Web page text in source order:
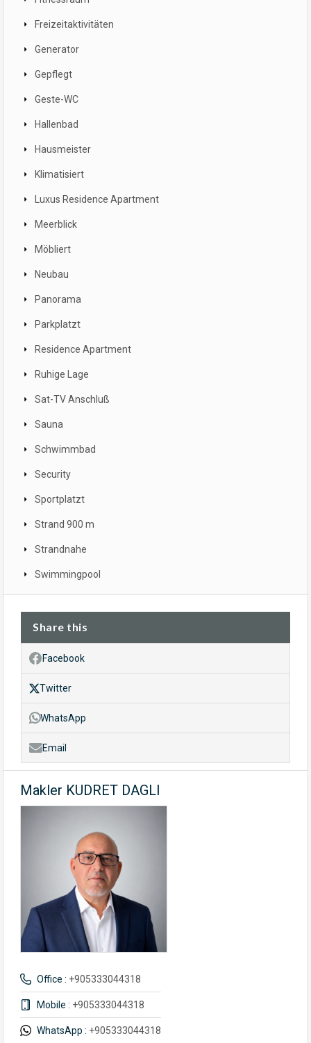
Freizeitaktivitäten
Generator
Gepflegt
Geste-WC
Hallenbad
Hausmeister
Klimatisiert
Luxus Residence Apartment
Meerblick
Möbliert
Neubau
Panorama
Parkplatzt
Residence Apartment
Ruhige Lage
Sat-TV Anschluß
Sauna
Schwimmbad
Security
Sportplatzt
Strand 900 m
Strandnahe
Swimmingpool
Share this
Facebook
Twitter
WhatsApp
Email
Makler KUDRET DAGLI
Office : +905333044318
Mobile : +905333044318
WhatsApp : +905333044318